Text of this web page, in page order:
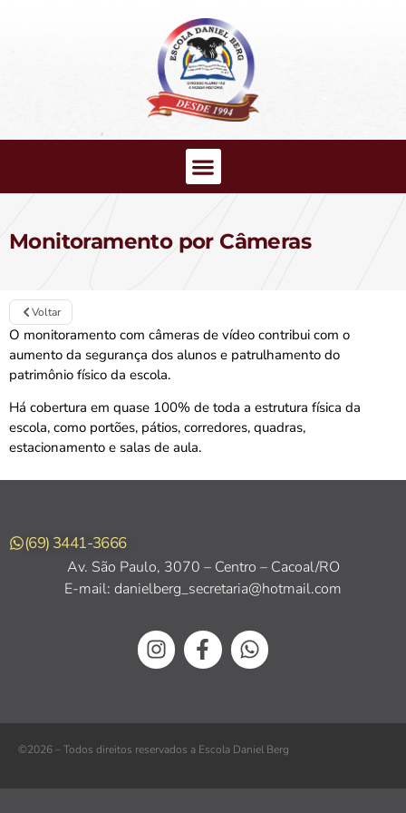
Monitoramento por Câmeras
Voltar
O monitoramento com câmeras de vídeo contribui com o
aumento da segurança dos alunos e patrulhamento do
patrimônio físico da escola.
Há cobertura em quase 100% de toda a estrutura física da
escola, como portões, pátios, corredores, quadras,
estacionamento e salas de aula.
(69) 3441-3666
Av. São Paulo, 3070 – Centro – Cacoal/RO
E-mail: danielberg_secretaria@hotmail.com
©2026 – Todos direitos reservados a Escola Daniel Berg